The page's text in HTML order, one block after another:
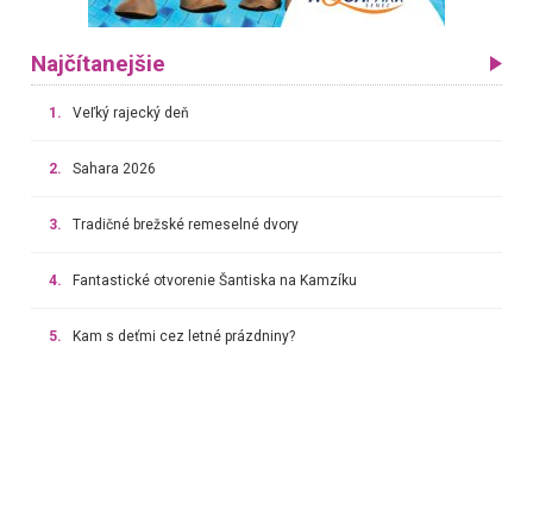
Najčítanejšie
1. Veľký rajecký deň
2. Sahara 2026
3. Tradičné brežské remeselné dvory
4. Fantastické otvorenie Šantiska na Kamzíku
5. Kam s deťmi cez letné prázdniny?